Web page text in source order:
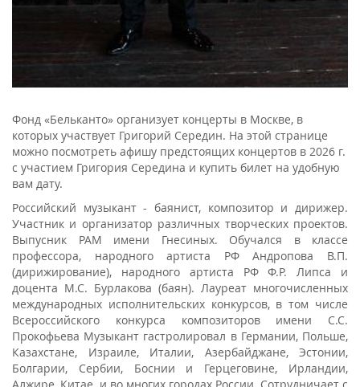
Фонд «Бельканто» организует концерты в Москве, в
которых участвует Григорий Середин. На этой странице
можно посмотреть афишу предстоящих концертов в 2026 г.
с участием Григория Середина и купить билет на удобную
вам дату.
Российский музыкант - баянист, композитор и дирижер.
Участник и организатор различных творческих проектов.
Выпусник РАМ имени Гнесиных. Обучался в классе
профессора, народного артиста РФ Андропова В.П.
(дирижирование), народного артиста РФ Ф.Р. Липса и
доцента М.С. Бурлакова (баян). Лауреат многочисленных
международных исполнительских конкурсов, в том числе
Всероссийского конкурса композиторов имени С.С.
Прокофьева Музыкант гастролировал в Германии, Польше,
Казахстане, Израиле, Италии, Азербайджане, Эстонии,
Болгарии, Сербии, Боснии и Герцеговине, Ирландии,